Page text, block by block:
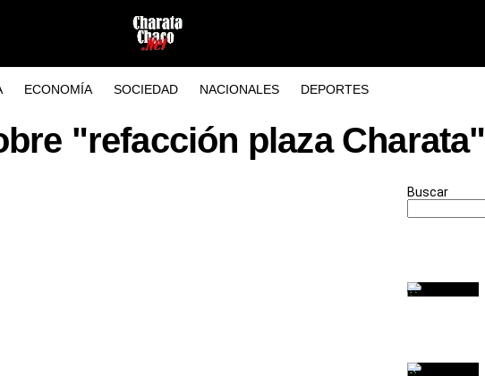
ECONOMÍA SOCIEDAD NACIONALES DEPORTES
"refacción plaza Charata"
Buscar